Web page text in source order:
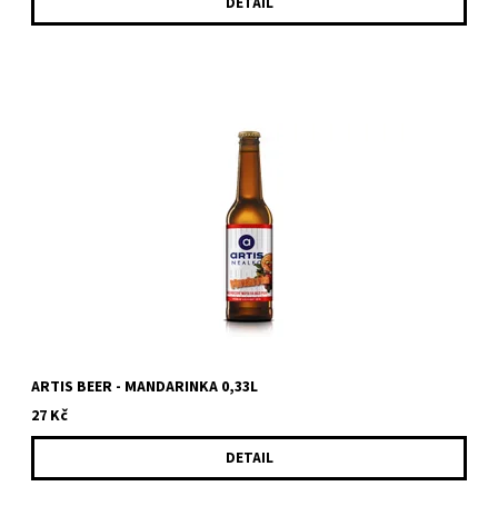
Ochucený nápoj na bázi piva. Mandarinkový ochucený nápoj na
bázi piva je osvěžující nápoj, který kombinuje chuť...
ARTIS BEER - MANDARINKA 0,33L
27 Kč
DETAIL